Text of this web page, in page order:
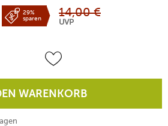
29%
sparen
14,00 €
UVP
WARENKORB